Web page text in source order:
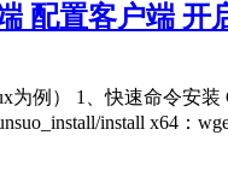
配置客户端 开
例） 1、快速命令安装
install x64：